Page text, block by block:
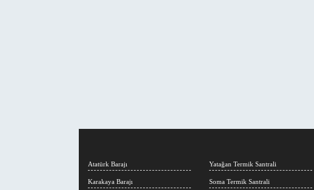
Atatürk Barajı
Karakaya Barajı
Yatağan Termik Santrali
Soma Termik Santrali